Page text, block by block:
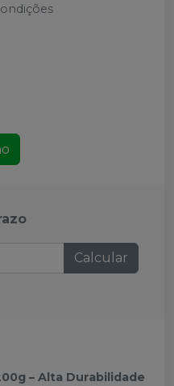
Calcular
– Alta Durabilidade